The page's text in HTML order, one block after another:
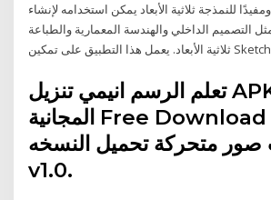
للنمذجة ثلاثية الأبعاد يمكن استخدامه لإنشاء
التصميم الداخلي والهندسة المعمارية والطباعة
تعلم الرسم انيمي تنزيل APK النسخة
المجانية Free Download للاندرويد في
صور متحركة تحميل النسخه
v1.0.